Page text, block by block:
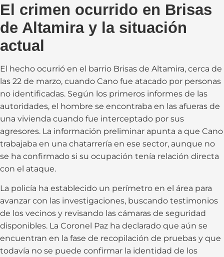
El crimen ocurrido en Brisas
de Altamira y la situación
actual
El hecho ocurrió en el barrio Brisas de Altamira, cerca de
las 22 de marzo, cuando Cano fue atacado por personas
no identificadas. Según los primeros informes de las
autoridades, el hombre se encontraba en las afueras de
una vivienda cuando fue interceptado por sus
agresores. La información preliminar apunta a que Cano
trabajaba en una chatarrería en ese sector, aunque no
se ha confirmado si su ocupación tenía relación directa
con el ataque.
La policía ha establecido un perímetro en el área para
avanzar con las investigaciones, buscando testimonios
de los vecinos y revisando las cámaras de seguridad
disponibles. La Coronel Paz ha declarado que aún se
encuentran en la fase de recopilación de pruebas y que
todavía no se puede confirmar la identidad de los